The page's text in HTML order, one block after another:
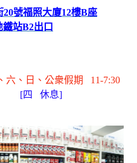
20號福照大廈12樓B座
鐵站B2出 口
、六 、日 、公衆假期
11-7:30
四 休息]